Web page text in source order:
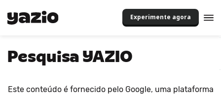
Experimente agora
Pesquisa YAZIO
Este conteúdo é fornecido pelo Google, uma plataforma